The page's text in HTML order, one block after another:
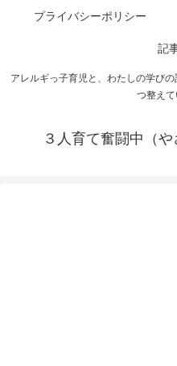
アレルギっ子育児と、わたしの学び
つ整え
３人育て奮闘中（や
プライバシーポリシー
記